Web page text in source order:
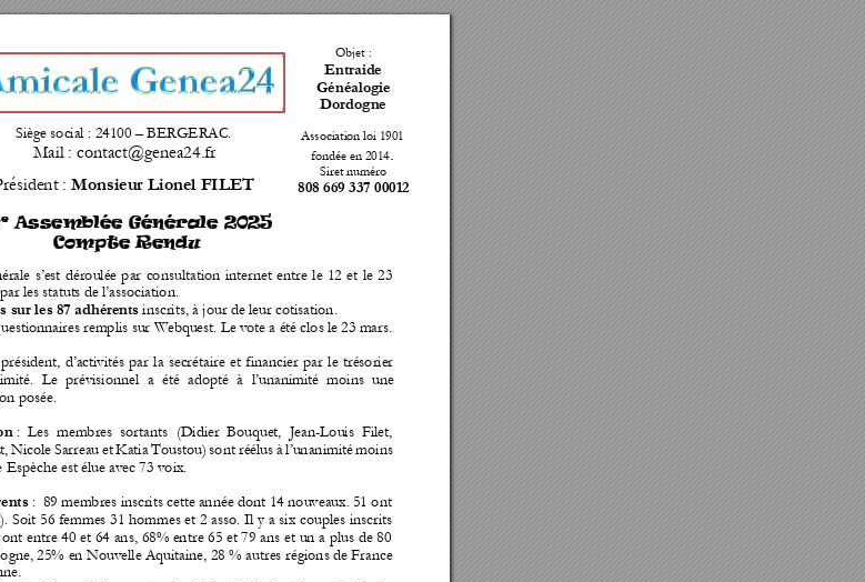
Siège social : 24100 – BERGERAC.
Mail : contact@genea24.fr
: Monsieur Lionel FILET
Objet :
Entraide
Généalogie
Dordogne
Association loi 1901
fondée en 2014.
Siret numéro
808 669 337 00012
e Assemblée Générale 2025
Compte Rendu
s’est déroulée par consultation internet entre le 12 et le 23
les statuts de l’association.
s sur les 87 adhérents inscrits, à jour de leur cotisation.
nnaires remplis sur Webquest. Le vote a été clos le 23 mars.
président, d’activités par la secrétaire et financier par le trésorier
Le prévisionnel a été adopté à l’unanimité moins une
posée.
: Les membres sortants (Didier Bouquet, Jean-Louis Filet,
Nicole Sarreau et Katia Toustou) sont réélus à l’unanimité moins
Espèche est élue avec 73 voix.
: 89 membres inscrits cette année dont 14 nouveaux. 51 ont
Soit 56 femmes 31 hommes et 2 asso. Il y a six couples inscrits
ont entre 40 et 64 ans, 68% entre 65 et 79 ans et un a plus de 80
25% en Nouvelle Aquitaine, 28 % autres régions de France
.